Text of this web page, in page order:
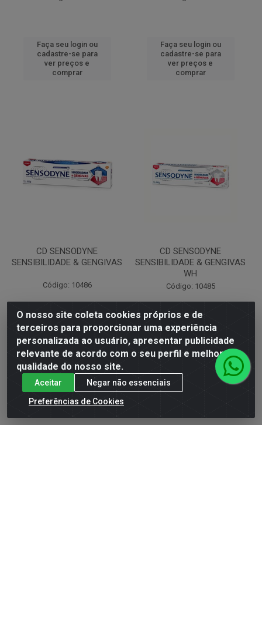
Faça seu login ou
cadastre-se para
ver preços e
comprar
Faça seu login ou
cadastre-se para
ver preços e
comprar
CD SENSODYNE
SENSIBILIDADE & GENGIVAS
Código: 10486
Faça seu login ou
cadastre-se para
ver preços e
comprar
CD SENSODYNE
SENSIBILIDADE & GENGIVAS
WH
Código: 10485
Faça seu login ou
cadastre-se para
ver preços e
O nosso site coleta cookies próprios e de
terceiros para proporcionar uma experiência
personalizada ao usuário, apresentar publicidade
relevante de acordo com o seu perfil e melhorar a
qualidade do nosso site.
Aceitar
Negar não essenciais
Preferências de Cookies